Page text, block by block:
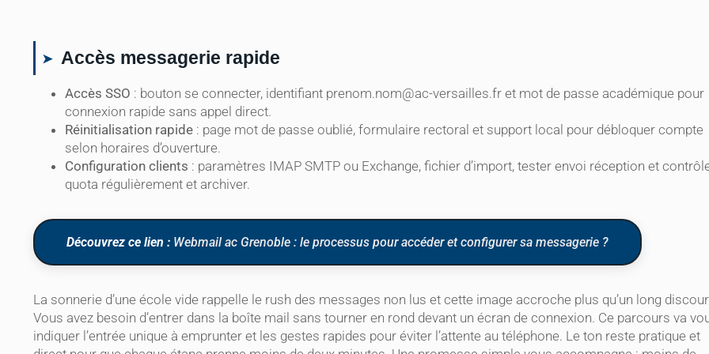
Accès messagerie rapide
Accès SSO : bouton se connecter, identifiant prenom.nom@ac-versailles.fr et mot de passe académique pour
connexion rapide sans appel direct.
Réinitialisation rapide : page mot de passe oublié, formulaire rectoral et support local pour débloquer compte
selon horaires d’ouverture.
Configuration clients : paramètres IMAP SMTP ou Exchange, fichier d’import, tester envoi réception et
quota régulièrement et archiver.
Découvrez ce lien : Webmail ac Grenoble : le processus pour accéder et configurer sa messagerie ?
La sonnerie d’une école vide rappelle le rush des messages non lus et cette image accroche plus qu’un long
Vous avez besoin d’entrer dans la boîte mail sans tourner en rond devant un écran de connexion. Ce parcours va
indiquer l’entrée unique à emprunter et les gestes rapides pour éviter l’attente au téléphone. Le ton reste pratique et